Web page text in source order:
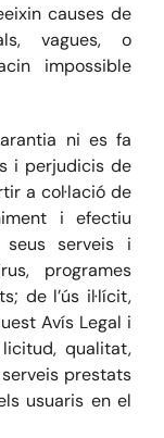
causes de
vagues, o
impossible
ni es fa
i perjudicis de
a col·lació de
i efectiu
serveis i
programes
de l’ús il·lícit,
Avís Legal i
qualitat,
prestats
usuaris en el